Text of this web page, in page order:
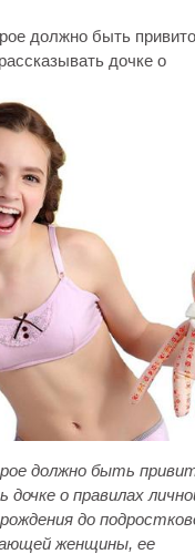
должно быть
дочке о
должно быть
о правилах
до
женщины, ее